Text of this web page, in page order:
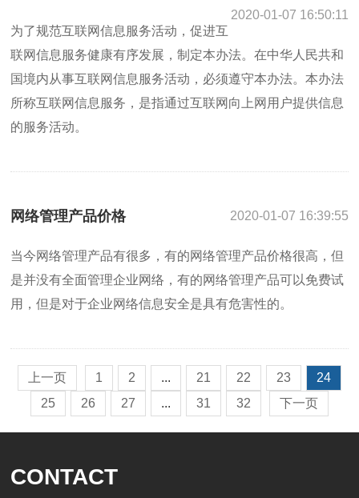
2020-01-07 16:50:11
为了规范互联网信息服务活动，促进互
联网信息服务健康有序发展，制定本办法。在中华人民共和
国境内从事互联网信息服务活动，必须遵守本办法。本办法
所称互联网信息服务，是指通过互联网向上网用户提供信息
的服务活动。
网络管理产品价格 2020-01-07 16:39:55
当今网络管理产品有很多，有的网络管理产品价格很高，但
是并没有全面管理企业网络，有的网络管理产品可以免费试
用，但是对于企业网络信息安全是具有危害性的。
上一页 1 2 ... 21 22 23
24
25
26 27 ... 31 32 下一页
CONTACT